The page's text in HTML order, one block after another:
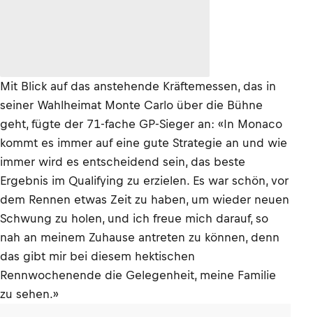
Mit Blick auf das anstehende Kräftemessen, das in
seiner Wahlheimat Monte Carlo über die Bühne
geht, fügte der 71-fache GP-Sieger an: «In Monaco
kommt es immer auf eine gute Strategie an und wie
immer wird es entscheidend sein, das beste
Ergebnis im Qualifying zu erzielen. Es war schön, vor
dem Rennen etwas Zeit zu haben, um wieder neuen
Schwung zu holen, und ich freue mich darauf, so
nah an meinem Zuhause antreten zu können, denn
das gibt mir bei diesem hektischen
Rennwochenende die Gelegenheit, meine Familie
zu sehen.»